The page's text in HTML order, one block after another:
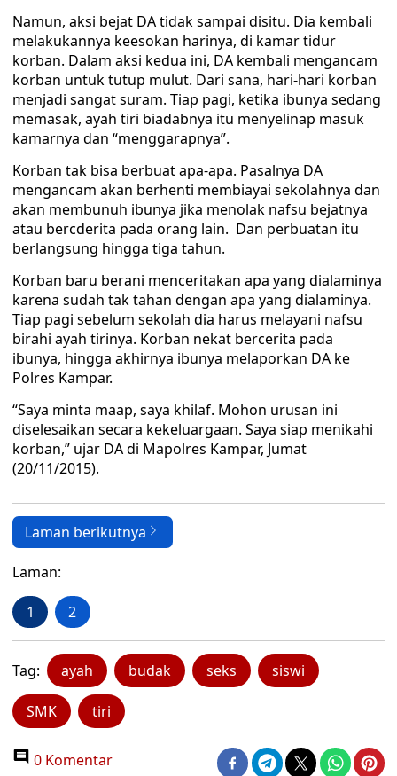
Namun, aksi bejat DA tidak sampai disitu. Dia kembali
melakukannya keesokan harinya, di kamar tidur
korban. Dalam aksi kedua ini, DA kembali mengancam
korban untuk tutup mulut. Dari sana, hari-hari korban
menjadi sangat suram. Tiap pagi, ketika ibunya sedang
memasak, ayah tiri biadabnya itu menyelinap masuk
kamarnya dan “menggarapnya”.
Korban tak bisa berbuat apa-apa. Pasalnya DA
mengancam akan berhenti membiayai sekolahnya dan
akan membunuh ibunya jika menolak nafsu bejatnya
atau bercderita pada orang lain. Dan perbuatan itu
berlangsung hingga tiga tahun.
Korban baru berani menceritakan apa yang dialaminya
karena sudah tak tahan dengan apa yang dialaminya.
Tiap pagi sebelum sekolah dia harus melayani nafsu
birahi ayah tirinya. Korban nekat bercerita pada
ibunya, hingga akhirnya ibunya melaporkan DA ke
Polres Kampar.
“Saya minta maap, saya khilaf. Mohon urusan ini
diselesaikan secara kekeluargaan. Saya siap menikahi
korban,” ujar DA di Mapolres Kampar, Jumat
(20/11/2015).
Laman berikutnya
Laman:
1 2
Tag: ayah budak seks siswi
SMK tiri
0 Komentar